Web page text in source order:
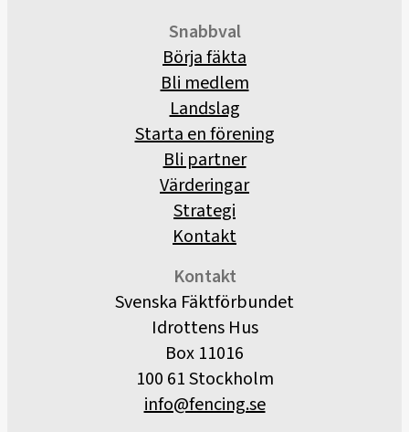
Snabbval
Börja fäkta
Bli medlem
Landslag
Starta en förening
Bli partner
Värderingar
Strategi
Kontakt
Kontakt
Svenska Fäktförbundet
Idrottens Hus
Box 11016
100 61 Stockholm
info@fencing.se